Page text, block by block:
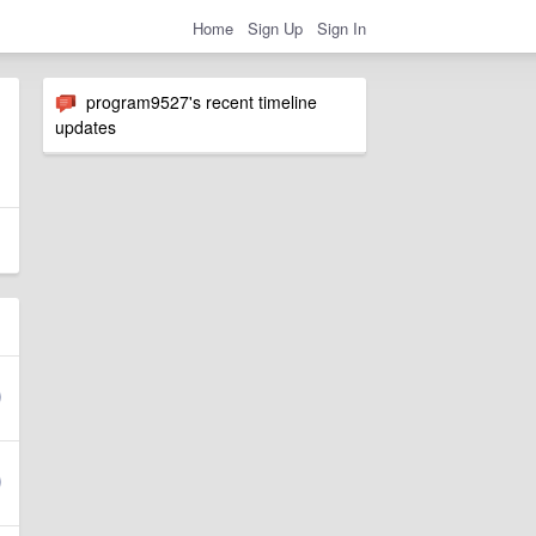
Home Sign Up Sign In
program9527's recent timeline
updates